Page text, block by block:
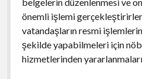
önemli işlemi
vatandaşların resmi
şekilde yapabilmeleri için
hizmetlerinden